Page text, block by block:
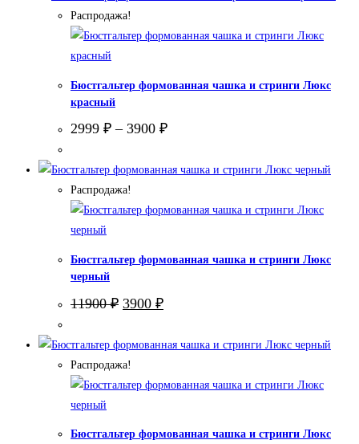
Распродажа!
Бюстгальтер формованная чашка и стринги Люкс
красный
2999 ₽ – 3900 ₽
Распродажа!
Бюстгальтер формованная чашка и стринги Люкс
черный
11900₽ Первоначальная
цена
11900 ₽.
3900 ₽Текущая
цена:
Распродажа!
Бюстгальтер формованная чашка и стринги Люкс